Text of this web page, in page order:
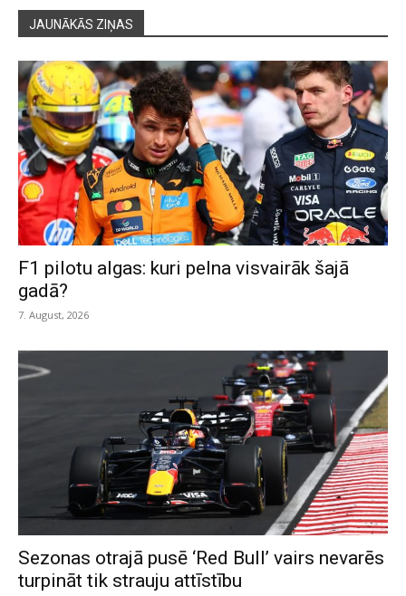
JAUNĀKĀS ZIŅAS
F1 pilotu algas: kuri pelna visvairāk šajā
gadā?
7. August, 2026
Sezonas otrajā pusē ‘Red Bull’ vairs nevarēs
turpināt tik strauju attīstību